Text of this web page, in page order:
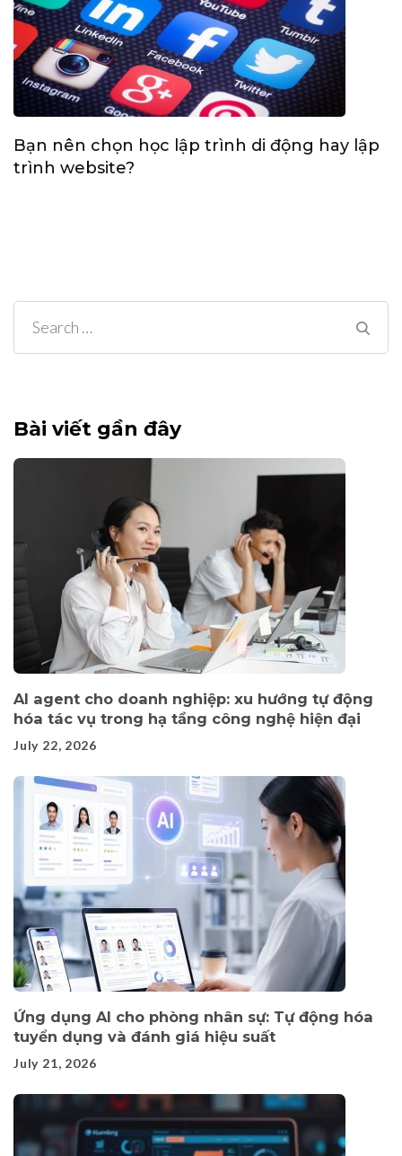
Bạn nên chọn học lập trình di động hay lập
trình website?
Search
for:
Bài viết gần đây
AI agent cho doanh nghiệp: xu hướng tự động
hóa tác vụ trong hạ tầng công nghệ hiện đại
July 22, 2026
Ứng dụng AI cho phòng nhân sự: Tự động hóa
tuyển dụng và đánh giá hiệu suất
July 21, 2026